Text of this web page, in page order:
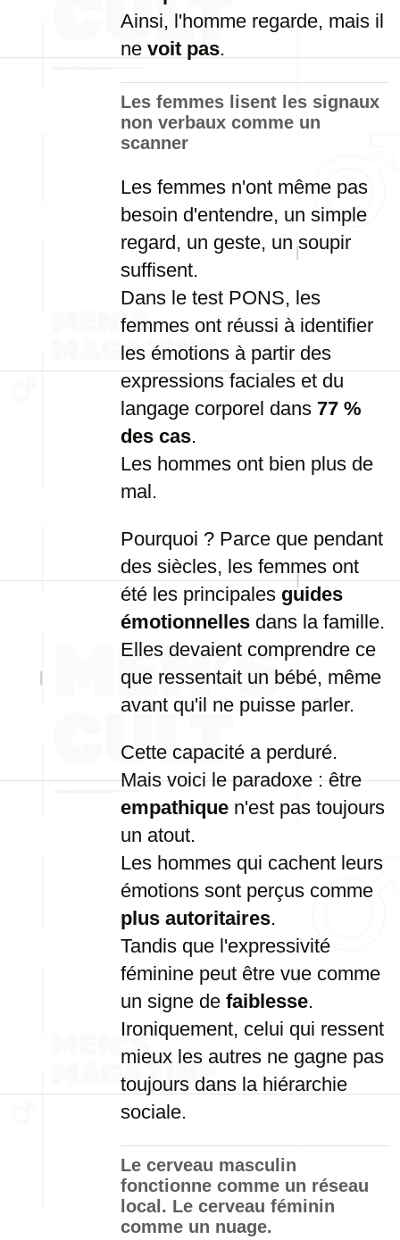
Ainsi, l'homme regarde, mais il
ne voit pas.
Les femmes lisent les signaux
non verbaux comme un
scanner
Les femmes n'ont même pas
besoin d'entendre, un simple
regard, un geste, un soupir
suffisent.
Dans le test PONS, les
femmes ont réussi à identifier
les émotions à partir des
expressions faciales et du
langage corporel dans 77 %
des cas.
Les hommes ont bien plus de
mal.
Pourquoi ? Parce que pendant
des siècles, les femmes ont
été les principales guides
émotionnelles dans la famille.
Elles devaient comprendre ce
que ressentait un bébé, même
avant qu'il ne puisse parler.
Cette capacité a perduré.
Mais voici le paradoxe : être
empathique n'est pas toujours
un atout.
Les hommes qui cachent leurs
émotions sont perçus comme
plus autoritaires.
Tandis que l'expressivité
féminine peut être vue comme
un signe de faiblesse.
Ironiquement, celui qui ressent
mieux les autres ne gagne pas
toujours dans la hiérarchie
sociale.
Le cerveau masculin
fonctionne comme un réseau
local. Le cerveau féminin
comme un nuage.